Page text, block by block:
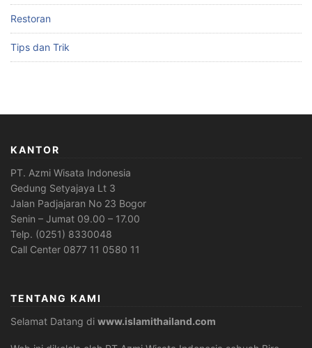
Restoran
Tips dan Trik
KANTOR
PT. Azmi Wisata Indonesia
Gedung Setyajaya Lt 3
Jalan Padjajaran No 23 Bogor
Senin – Jumat 09.00 – 17.00
Telp. (0251) 8330048
Call Center 0877 11 0580 11
TENTANG KAMI
Selamat Datang di www.islamithailand.com